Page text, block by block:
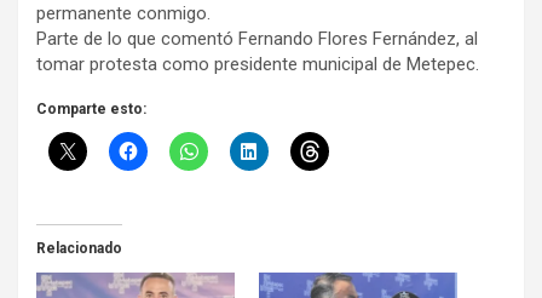
permanente conmigo.
Parte de lo que comentó Fernando Flores Fernández, al
tomar protesta como presidente municipal de Metepec.
Comparte esto:
Relacionado